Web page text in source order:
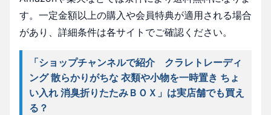
す。一定金額以上の購入や会員特典が適用される場合
があり、詳細条件は各サイトでご確認ください。
「ショップチャンネルで紹介 クラレトレーディ
ング 散らかりがちな 衣類や小物を一時置き ちょ
い入れ 消臭折りたたみＢＯＸ」は実店舗でも買え
る？